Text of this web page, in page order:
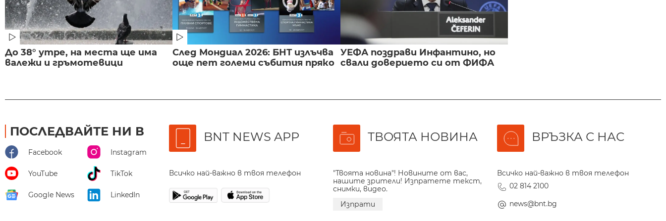
До 38° утре, на места ще има
валежи и гръмотевици
След Мондиал 2026: БНТ излъчва
още пет големи събития пряко
УЕФА поздрави Инфантино, но
свали доверието си от ФИФА
ПОСЛЕДВАЙТЕ НИ В
Facebook Instagram
YouTube TikTok
Google News LinkedIn
BNT NEWS APP
Всичко най-важно в твоя телефон
ТВОЯТА НОВИНА
"Твоята новина"! Новините от вас,
нашите зрители! Изпратете текст,
снимки, видео.
Изпрати
ВРЪЗКА С НАС
Всичко най-важно в твоя телефон
02 814 2100
news@bnt.bg